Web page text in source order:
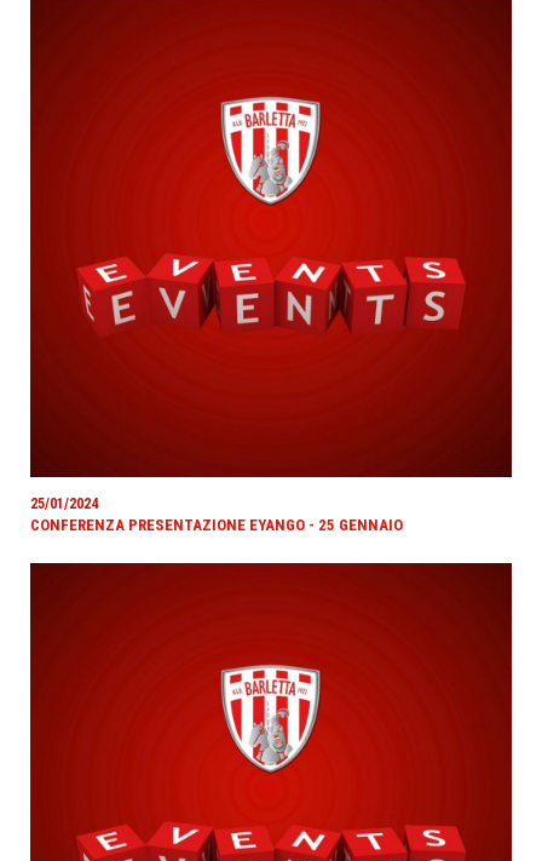
25/01/2024
CONFERENZA PRESENTAZIONE EYANGO - 25 GENNAIO